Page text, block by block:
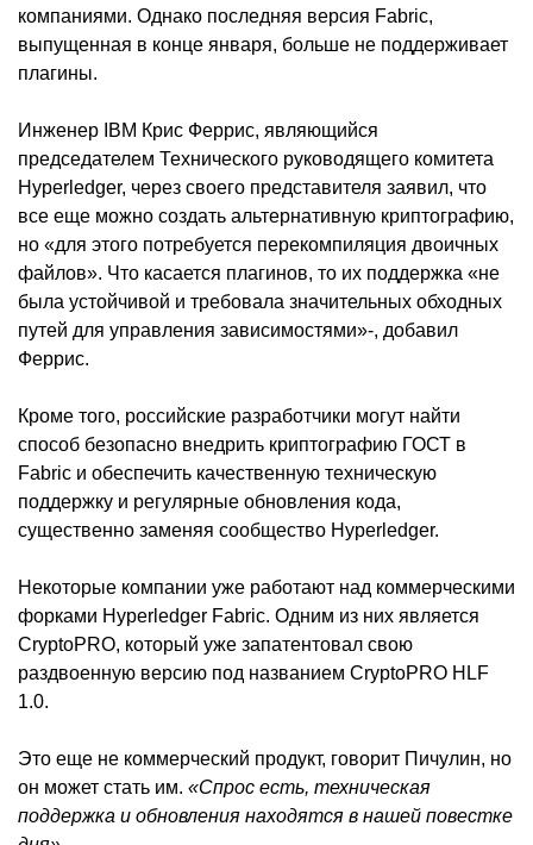
компаниями. Однако последняя версия Fabric,
выпущенная в конце января, больше не поддерживает
плагины.
Инженер IBM Крис Феррис, являющийся
председателем Технического руководящего комитета
Hyperledger, через своего представителя заявил, что
все еще можно создать альтернативную криптографию,
но «для этого потребуется перекомпиляция двоичных
файлов». Что касается плагинов, то их поддержка «не
была устойчивой и требовала значительных обходных
путей для управления зависимостями»-, добавил
Феррис.
Кроме того, российские разработчики могут найти
способ безопасно внедрить криптографию ГОСТ в
Fabric и обеспечить качественную техническую
поддержку и регулярные обновления кода,
существенно заменяя сообщество Hyperledger.
Некоторые компании уже работают над коммерческими
форками Hyperledger Fabric. Одним из них является
CryptoPRO, который уже запатентовал свою
раздвоенную версию под названием CryptoPRO HLF
1.0.
Это еще не коммерческий продукт, говорит Пичулин, но
он может стать им. «Спрос есть, техническая
поддержка и обновления находятся в нашей повестке